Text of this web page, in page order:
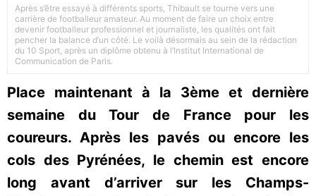
Après s’être essayé à différents sports, Thibault se tourne vers une
carrière de footballeur amateur. Au moment de faire un choix entre
devenir footballeur professionnel et journaliste, les qualités ont fait
pencher la balance d’un côté. Le voilà désormais au sein de la rédaction
du 10 Sport, après un diplôme obtenu à l’Institut International de
Communication de Paris.
Place maintenant à la 3ème et dernière
semaine du Tour de France pour les
coureurs. Après les pavés ou encore les
cols des Pyrénées, le chemin est encore
long avant d’arriver sur les Champs-